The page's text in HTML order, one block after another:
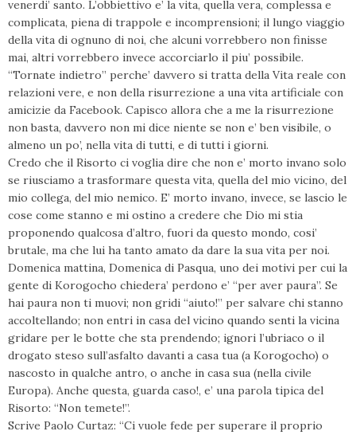
venerdi’ santo. L’obbiettivo e’ la vita, quella vera, complessa e
complicata, piena di trappole e incomprensioni; il lungo viaggio
della vita di ognuno di noi, che alcuni vorrebbero non finisse
mai, altri vorrebbero invece accorciarlo il piu’ possibile.
“Tornate indietro” perche’ davvero si tratta della Vita reale con
relazioni vere, e non della risurrezione a una vita artificiale con
amicizie da Facebook. Capisco allora che a me la risurrezione
non basta, davvero non mi dice niente se non e’ ben visibile, o
almeno un po’, nella vita di tutti, e di tutti i giorni.
Credo che il Risorto ci voglia dire che non e’ morto invano solo
se riusciamo a trasformare questa vita, quella del mio vicino, del
mio collega, del mio nemico. E’ morto invano, invece, se lascio le
cose come stanno e mi ostino a credere che Dio mi stia
proponendo qualcosa d’altro, fuori da questo mondo, cosi’
brutale, ma che lui ha tanto amato da dare la sua vita per noi.
Domenica mattina, Domenica di Pasqua, uno dei motivi per cui la
gente di Korogocho chiedera’ perdono e’ “per aver paura”. Se
hai paura non ti muovi; non gridi “aiuto!” per salvare chi stanno
accoltellando; non entri in casa del vicino quando senti la vicina
gridare per le botte che sta prendendo; ignori l’ubriaco o il
drogato steso sull’asfalto davanti a casa tua (a Korogocho) o
nascosto in qualche antro, o anche in casa sua (nella civile
Europa). Anche questa, guarda caso!, e’ una parola tipica del
Risorto: “Non temete!”.
Scrive Paolo Curtaz: “Ci vuole fede per superare il proprio